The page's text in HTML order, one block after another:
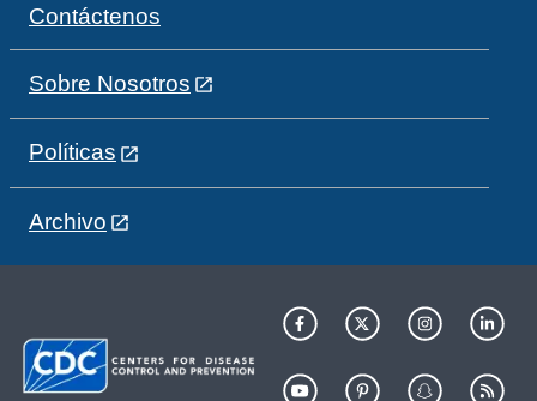
Contáctenos
Sobre Nosotros
Políticas
Archivo